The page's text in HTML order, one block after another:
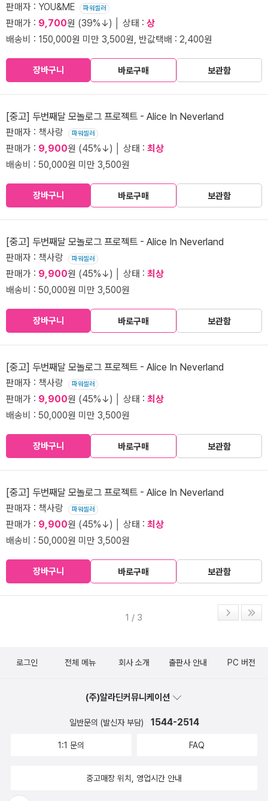
판매자 : YOU&ME 파워셀러
판매가 : 9,700원 (39%↓) │ 상태 : 상
배송비 : 150,000원 미만 3,500원, 반값택배 : 2,400원
장바구니 바로구매 보관함
[중고] 두번째달 모놀로그 프로젝트 - Alice In Neverland
판매자 : 책사랑 파워셀러
판매가 : 9,900원 (45%↓) │ 상태 : 최상
배송비 : 50,000원 미만 3,500원
장바구니 바로구매 보관함
[중고] 두번째달 모놀로그 프로젝트 - Alice In Neverland
판매자 : 책사랑 파워셀러
판매가 : 9,900원 (45%↓) │ 상태 : 최상
배송비 : 50,000원 미만 3,500원
장바구니 바로구매 보관함
[중고] 두번째달 모놀로그 프로젝트 - Alice In Neverland
판매자 : 책사랑 파워셀러
판매가 : 9,900원 (45%↓) │ 상태 : 최상
배송비 : 50,000원 미만 3,500원
장바구니 바로구매 보관함
[중고] 두번째달 모놀로그 프로젝트 - Alice In Neverland
판매자 : 책사랑 파워셀러
판매가 : 9,900원 (45%↓) │ 상태 : 최상
배송비 : 50,000원 미만 3,500원
장바구니 바로구매 보관함
1 / 3
로그인 전체 메뉴 회사 소개 출판사 안내 PC 버전
(주)알라딘커뮤니케이션
일반문의 (발신자 부담) 1544-2514
1:1 문의 FAQ
중고매장 위치, 영업시간 안내